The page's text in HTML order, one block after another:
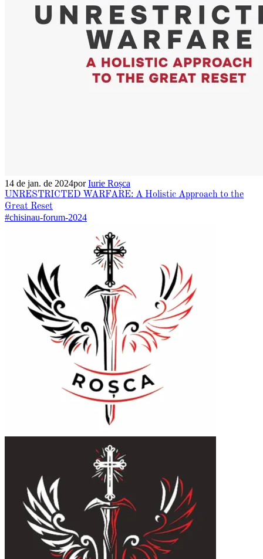
14 de jan. de 2024porIurie Roșca
UNRESTRICTED WARFARE: A Holistic Approach to the
Great Reset
#chisinau-forum-2024